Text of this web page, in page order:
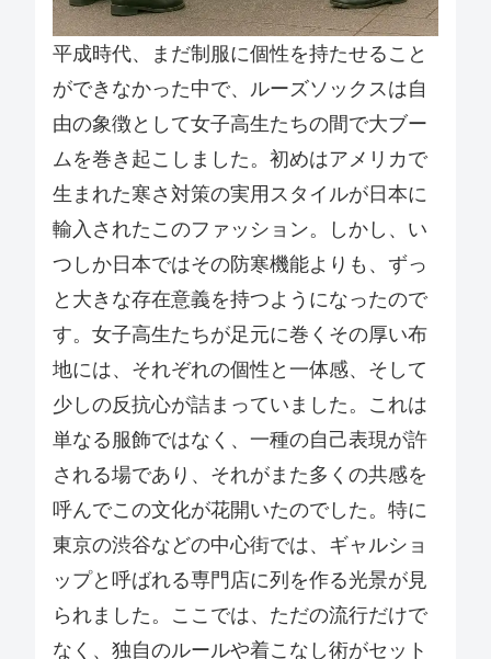
平成時代、まだ制服に個性を持たせること
ができなかった中で、ルーズソックスは自
由の象徴として女子高生たちの間で大ブー
ムを巻き起こしました。初めはアメリカで
生まれた寒さ対策の実用スタイルが日本に
輸入されたこのファッション。しかし、い
つしか日本ではその防寒機能よりも、ずっ
と大きな存在意義を持つようになったので
す。女子高生たちが足元に巻くその厚い布
地には、それぞれの個性と一体感、そして
少しの反抗心が詰まっていました。これは
単なる服飾ではなく、一種の自己表現が許
される場であり、それがまた多くの共感を
呼んでこの文化が花開いたのでした。特に
東京の渋谷などの中心街では、ギャルショ
ップと呼ばれる専門店に列を作る光景が見
られました。ここでは、ただの流行だけで
なく、独自のルールや着こなし術がセット